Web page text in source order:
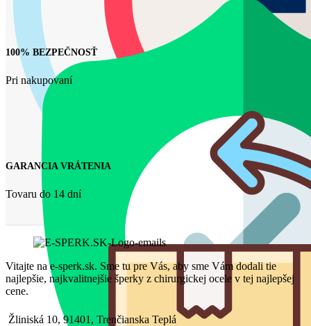
100% BEZPEČNOSŤ
Pri nakupovaní
GARANCIA VRÁTENIA
Tovaru do 14 dní
Vitajte na e-sperk.sk. Sme tu pre Vás, aby sme Vám dodali tie
najlepšie, najkvalitnejšie šperky z chirurgickej ocele v tej najlepšej
cene.
Žliniská 10, 91401, Trenčianska Teplá